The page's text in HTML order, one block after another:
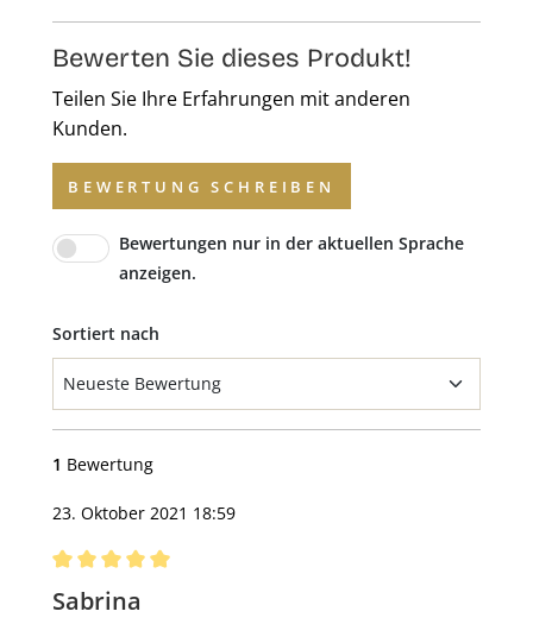
Bewerten Sie dieses Produkt!
Teilen Sie Ihre Erfahrungen mit anderen
Kunden.
BEWERTUNG SCHREIBEN
Bewertungen nur in der aktuellen Sprache
anzeigen.
Sortiert nach
1 Bewertung
23. Oktober 2021 18:59
Bewertung mit 5 von 5 Sternen
Sabrina